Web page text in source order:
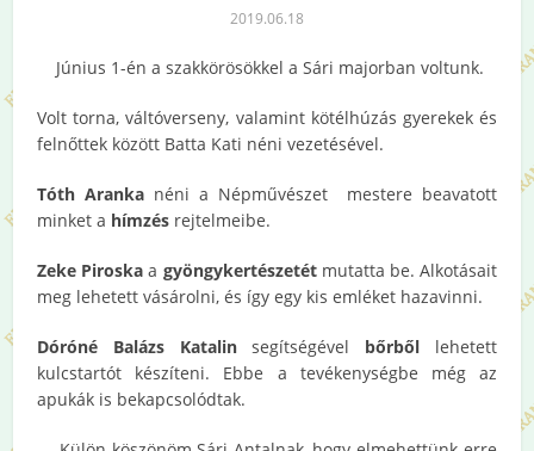
2019.06.18
Június 1-én a szakkörösökkel a Sári majorban voltunk.
Volt torna, váltóverseny, valamint kötélhúzás gyerekek és
felnőttek között Batta Kati néni vezetésével.
Tóth Aranka néni a Népművészet mestere beavatott
minket a hímzés rejtelmeibe.
Zeke Piroska a gyöngykertészetétmutatta be. Alkotásait
meg lehetett vásárolni, és így egy kis emléket hazavinni.
Dóróné Balázs Katalinsegítségével bőrből lehetett
kulcstartót készíteni. Ebbe a tevékenységbe még az
apukák is bekapcsolódtak.